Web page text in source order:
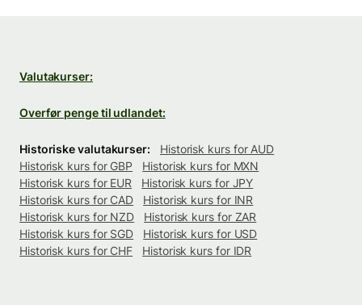
Valutakurser:
Overfør penge til udlandet:
Historiske valutakurser:
Historisk kurs for AUD
Historisk kurs for GBP
Historisk kurs for MXN
Historisk kurs for EUR
Historisk kurs for JPY
Historisk kurs for CAD
Historisk kurs for INR
Historisk kurs for NZD
Historisk kurs for ZAR
Historisk kurs for SGD
Historisk kurs for USD
Historisk kurs for CHF
Historisk kurs for IDR